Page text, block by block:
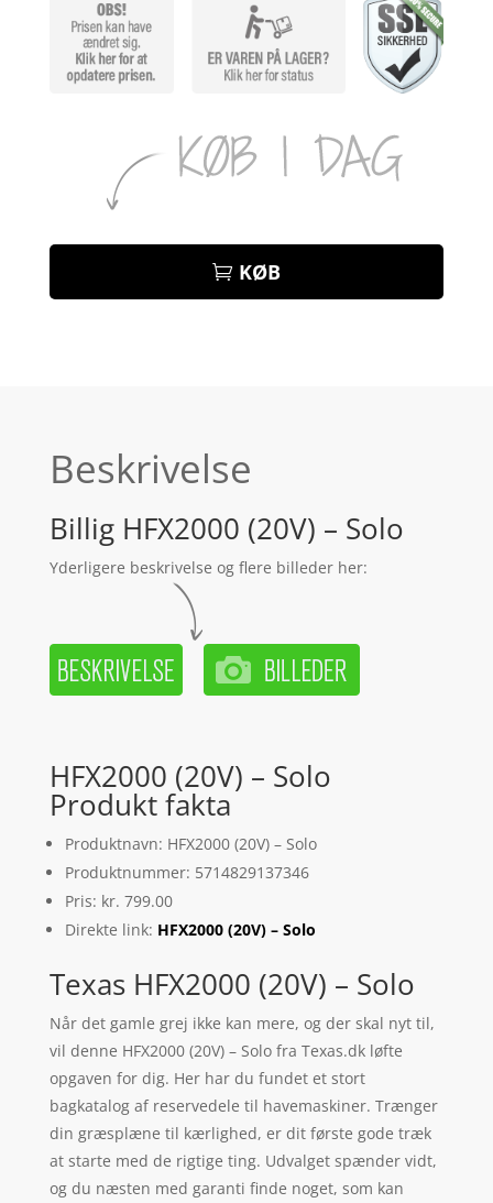
KØB
Beskrivelse
Billig HFX2000 (20V) – Solo
Yderligere beskrivelse og flere billeder her:
HFX2000 (20V) – Solo
Produkt fakta
Produktnavn: HFX2000 (20V) – Solo
Produktnummer: 5714829137346
Pris: kr. 799.00
Direkte link: HFX2000 (20V) – Solo
Texas HFX2000 (20V) – Solo
Når det gamle grej ikke kan mere, og der skal nyt til,
vil denne HFX2000 (20V) – Solo fra Texas.dk løfte
opgaven for dig. Her har du fundet et stort
bagkatalog af reservedele til havemaskiner. Trænger
din græsplæne til kærlighed, er dit første gode træk
at starte med de rigtige ting. Udvalget spænder vidt,
og du næsten med garanti finde noget, som kan